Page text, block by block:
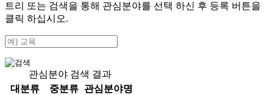
트리 또는 검색을 통해 관심분야를 선택 하신 후 등록 버튼을
클릭 하십시오.
관심분야 검색 결과
대분류
중분류
관심분야명